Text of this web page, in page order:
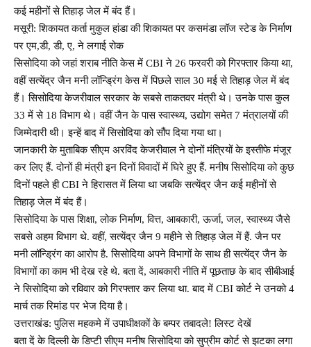
कई महीनों से तिहाड़ जेल में बंद हैं।
मसूरी: शिकायत कर्ता मुकुल हांडा की शिकायत पर कसमंडा लॉज स्टेड के निर्माण
पर एम,डी, डी, ए, ने लगाई रोक
सिसोदिया को जहां शराब नीति केस में CBI ने 26 फरवरी को गिरफ्तार किया था,
वहीं सत्येंद्र जैन मनी लॉन्ड्रिंग केस में पिछले साल 30 मई से तिहाड़ जेल में बंद
हैं। सिसोदिया केजरीवाल सरकार के सबसे ताकतवर मंत्री थे। उनके पास कुल
33 में से 18 विभाग थे। वहीं जैन के पास स्वास्थ्य, उद्योग समेत 7 मंत्रालयों की
जिम्मेदारी थी। इन्हें बाद में सिसोदिया को सौंप दिया गया था।
जानकारी के मुताबिक सीएम अरविंद केजरीवाल ने दोनों मंत्रियों के इस्तीफे मंजूर
कर लिए हैं. दोनों ही मंत्री इन दिनों विवादों में घिरे हुए हैं. मनीष सिसोदिया को कुछ
दिनों पहले ही CBI ने हिरासत में लिया था जबकि सत्येंद्र जैन कई महीनों से
तिहाड़ जेल में बंद हैं।
सिसोदिया के पास शिक्षा, लोक निर्माण, वित्त, आबकारी, ऊर्जा, जल, स्वास्थ्य जैसे
सबसे अहम विभाग थे. वहीं, सत्येंद्र जैन 9 महीने से तिहाड़ जेल में हैं. जैन पर
मनी लॉन्ड्रिंग का आरोप है. सिसोदिया अपने विभागों के साथ ही सत्येंद्र जैन के
विभागों का काम भी देख रहे थे. बता दें, आबकारी नीति में पूछताछ के बाद सीबीआई
ने सिसोदिया को रविवार को गिरफ्तार कर लिया था. बाद में CBI कोर्ट ने उनको 4
मार्च तक रिमांड पर भेज दिया है।
उत्तराखंड: पुलिस महकमे में उपाधीक्षकों के बम्पर तबादले! लिस्ट देखें
बता दें के दिल्ली के डिप्टी सीएम मनीष सिसोदिया को सुप्रीम कोर्ट से झटका लगा